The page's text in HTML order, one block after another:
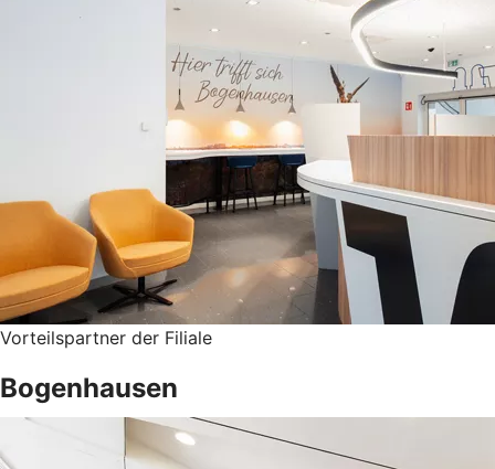
Vorteilspartner der Filiale
Bogenhausen